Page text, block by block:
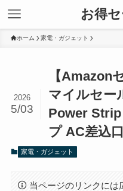
お得
ホーム 家電・ガジェット
【Amazon
マイルセー
Power
プ AC差込
2026
5/03
家電・ガジェット
当ページのリンクには